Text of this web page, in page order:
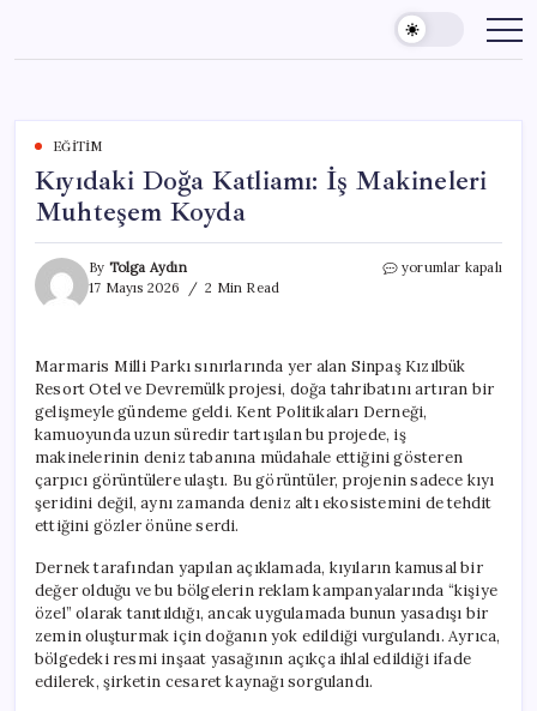
content
EĞITIM
Kıyıdaki Doğa Katliamı: İş Makineleri
Muhteşem Koyda
By Tolga Aydın
17 Mayıs 2026
2 Min Read
Kıyıdaki
Muhteşem
Koyda
için
yorumlar kapalı
Marmaris Milli Parkı sınırlarında yer alan Sinpaş Kızılbük
Resort Otel ve Devremülk projesi, doğa tahribatını artıran bir
gelişmeyle gündeme geldi. Kent Politikaları Derneği,
kamuoyunda uzun süredir tartışılan bu projede, iş
makinelerinin deniz tabanına müdahale ettiğini gösteren
çarpıcı görüntülere ulaştı. Bu görüntüler, projenin sadece kıyı
şeridini değil, aynı zamanda deniz altı ekosistemini de tehdit
ettiğini gözler önüne serdi.
Dernek tarafından yapılan açıklamada, kıyıların kamusal bir
değer olduğu ve bu bölgelerin reklam kampanyalarında “kişiye
özel” olarak tanıtıldığı, ancak uygulamada bunun yasadışı bir
zemin oluşturmak için doğanın yok edildiği vurgulandı. Ayrıca,
bölgedeki resmi inşaat yasağının açıkça ihlal edildiği ifade
edilerek, şirketin cesaret kaynağı sorgulandı.